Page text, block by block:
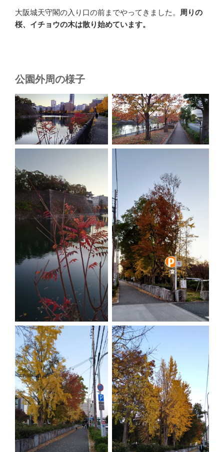
大阪城天守閣の入り口の前までやってきました。
周りの
桜、イチョウの木は散り始めています。
公園外周の様子